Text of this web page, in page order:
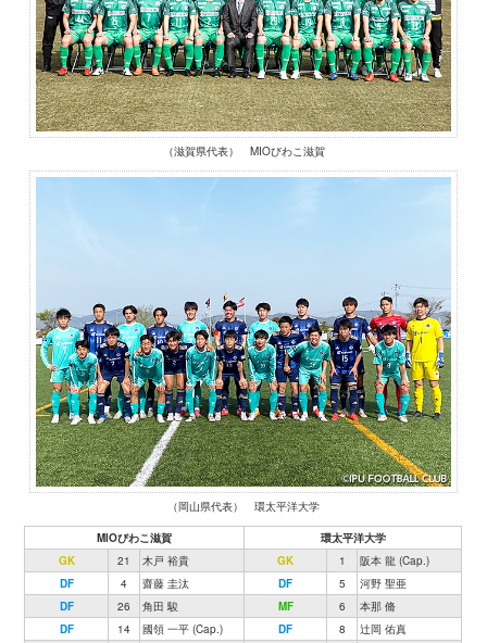
（滋賀県代表） MIOびわこ滋賀
（岡山県代表） 環太平洋大学
MIOびわこ滋賀
環太平洋大学
GK
21 木戸 裕貴 GK 1
阪本 龍 (Cap.)
DF
4 齋藤 圭汰 DF 5
河野 聖亜
DF
26 角田 駿 MF 6
本那 脩
DF
14 國領 一平 (Cap.) DF 8
辻岡 佑真